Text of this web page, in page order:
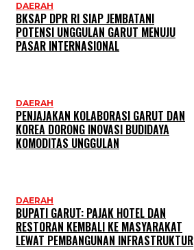
DAERAH
BKSAP DPR RI SIAP JEMBATANI
POTENSI UNGGULAN GARUT MENUJU
PASAR INTERNASIONAL
DAERAH
PENJAJAKAN KOLABORASI GARUT DAN
KOREA DORONG INOVASI BUDIDAYA
KOMODITAS UNGGULAN
DAERAH
BUPATI GARUT: PAJAK HOTEL DAN
RESTORAN KEMBALI KE MASYARAKAT
LEWAT PEMBANGUNAN INFRASTRUKTUR